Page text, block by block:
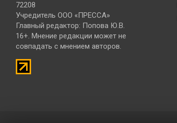
72208
Учредитель ООО «ПРЕССА»
Главный редактор: Попова Ю.В.
16+. Мнение редакции может не
совпадать с мнением авторов.